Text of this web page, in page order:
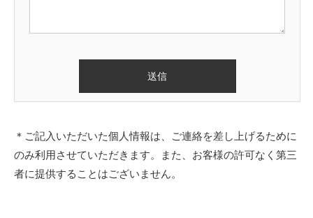
＊ご記入いただいた個人情報は、ご連絡を差し上げるために
のみ利用させていただきます。また、お客様の許可なく第三
者に提供することはございません。